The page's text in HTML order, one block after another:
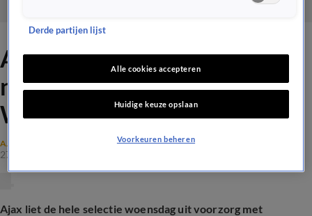
Ajax reist met mondkapjes
naar Real Sociedad door
Weghorst
AJAX
27 nov 2024, 19:25
Ajax liet de hele selectie woensdag uit voorzorg met
Derde partijen lijst
Alle cookies accepteren
Huidige keuze opslaan
Voorkeuren beheren